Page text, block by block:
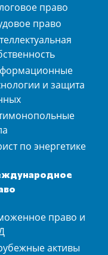
право
право
и защита
по энергетике
право и
активы